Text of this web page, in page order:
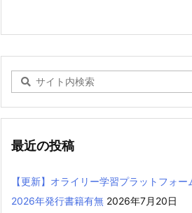
最近の投稿
【更新】オライリー学習プラットフォ
2026年発行書籍有無 2026年7月20日